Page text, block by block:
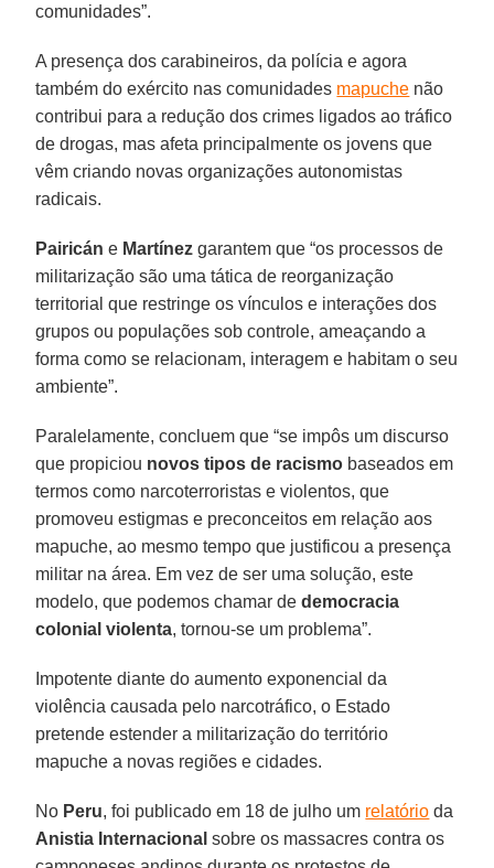
comunidades”.
A presença dos carabineiros, da polícia e agora
também do exército nas comunidades mapuche não
contribui para a redução dos crimes ligados ao tráfico
de drogas, mas afeta principalmente os jovens que
vêm criando novas organizações autonomistas
radicais.
Pairicán e Martínez garantem que “os processos de
militarização são uma tática de reorganização
territorial que restringe os vínculos e interações dos
grupos ou populações sob controle, ameaçando a
forma como se relacionam, interagem e habitam o seu
ambiente”.
Paralelamente, concluem que “se impôs um discurso
que propiciou novos tipos de racismo baseados em
termos como narcoterroristas e violentos, que
promoveu estigmas e preconceitos em relação aos
mapuche, ao mesmo tempo que justificou a presença
militar na área. Em vez de ser uma solução, este
modelo, que podemos chamar dedemocracia
colonial violenta, tornou-se um problema”.
Impotente diante do aumento exponencial da
violência causada pelo narcotráfico, o Estado
pretende estender a militarização do território
mapuche a novas regiões e cidades.
No Peru, foi publicado em 18 de julho um relatório da
Anistia Internacional sobre os massacres contra os